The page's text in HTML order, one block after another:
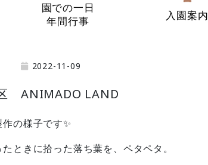
園での一日
年間行事
入園案内
2022-11-09
ANIMADO LAND
の様子です✨
ときに拾った落ち葉を、ペタペタ。